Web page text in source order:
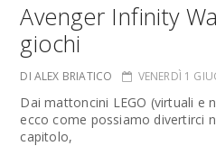
Avenger Infinity
giochi
DI ALEX BRIATICO VENERDÌ 1
Dai mattoncini LEGO (virtuali e
ecco come possiamo divertirci
capitolo,